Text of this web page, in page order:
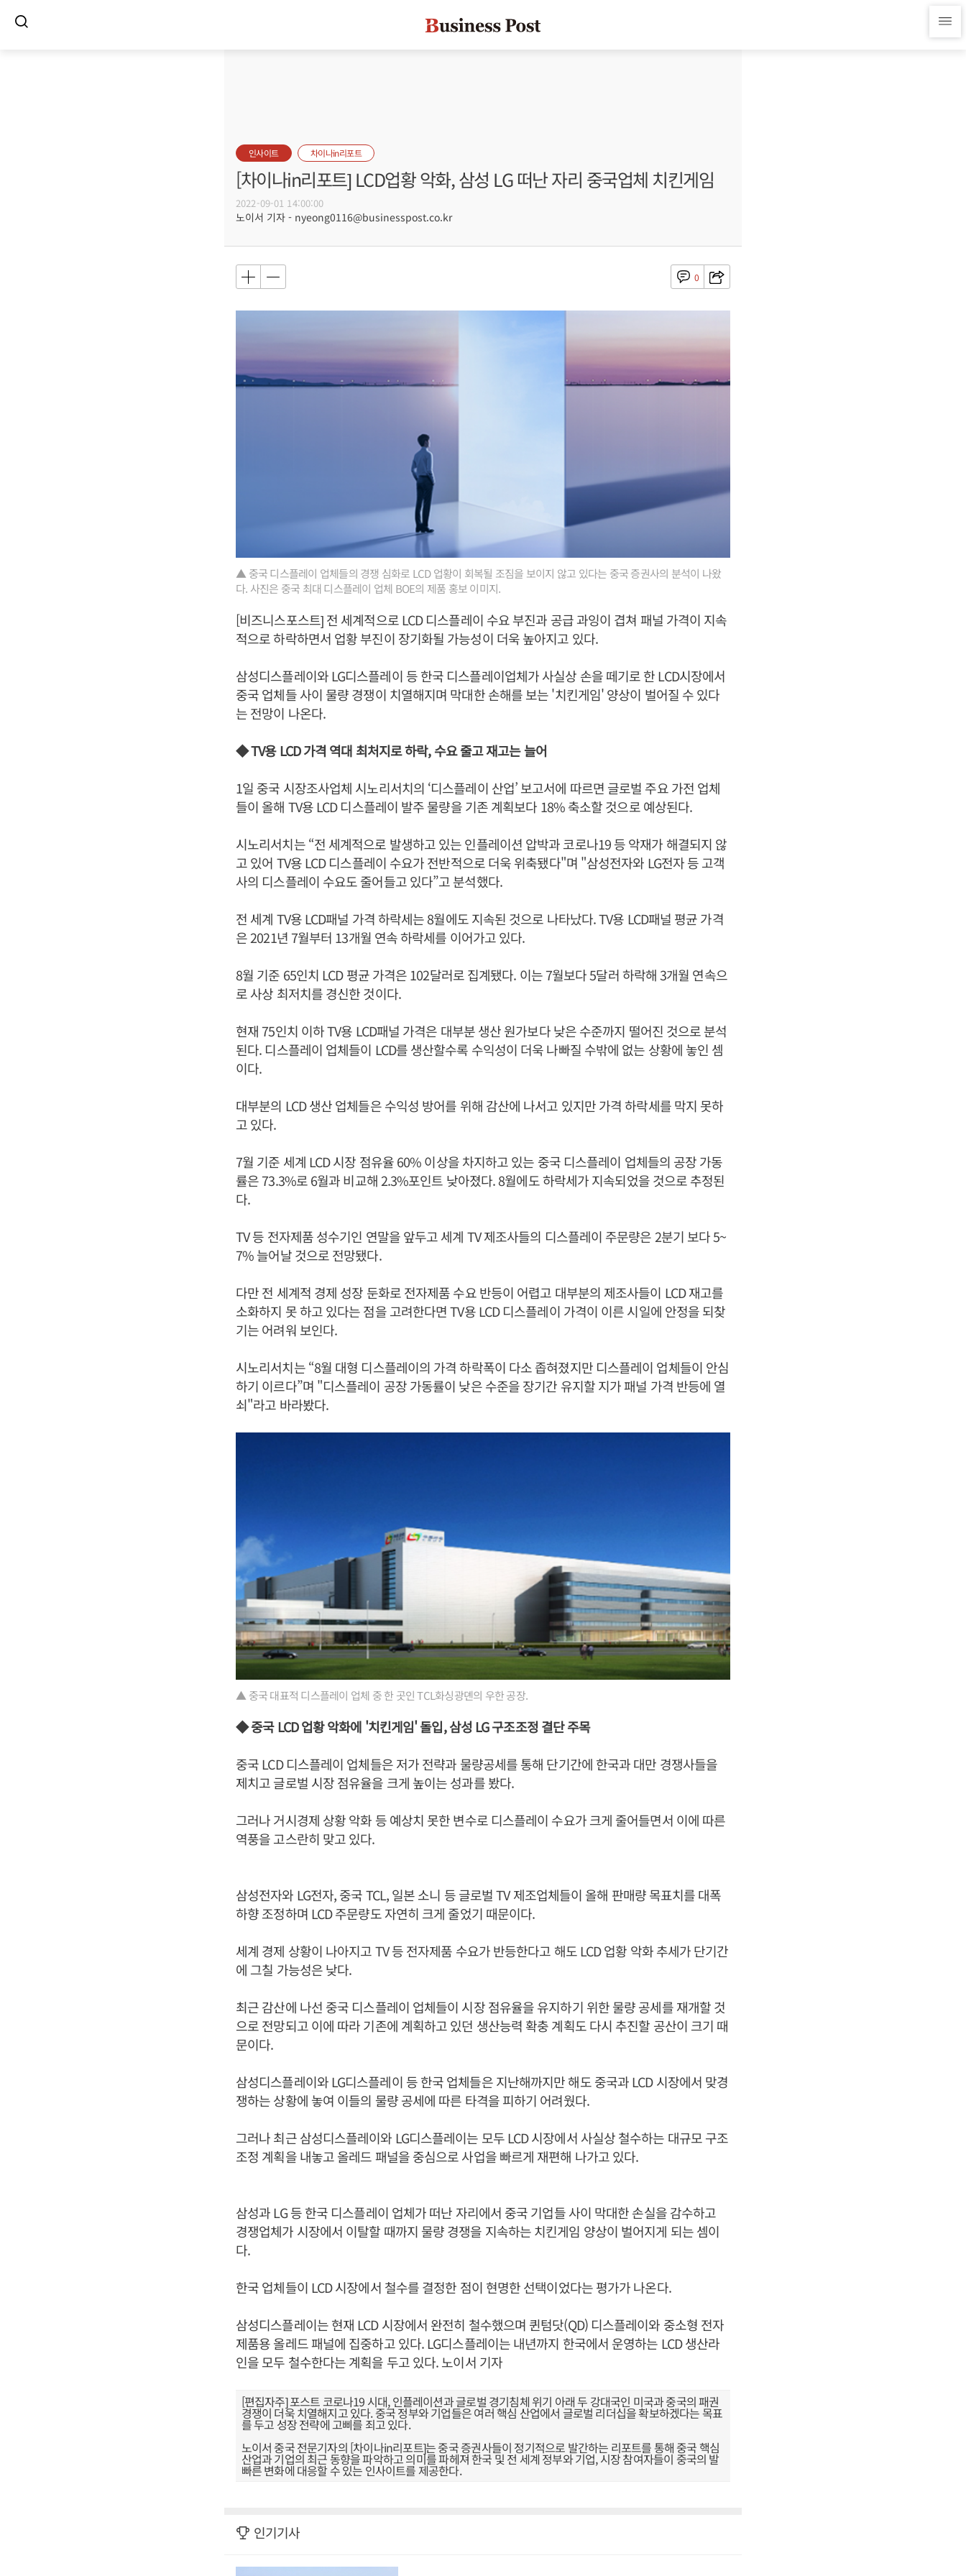
인사이트 차이나in리포트
[차이나in리포트] LCD업황 악화, 삼성 LG 떠난 자리 중국업체 치킨게임
2022-09-01 14:00:00
노이서 기자 - nyeong0116@businesspost.co.kr
0
▲ 중국 디스플레이 업체들의 경쟁 심화로 LCD 업황이 회복될 조짐을 보이지 않고 있다는 중국 증권사의 분석이 나왔
다. 사진은 중국 최대 디스플레이 업체 BOE의 제품 홍보 이미지.
[비즈니스포스트] 전 세계적으로 LCD 디스플레이 수요 부진과 공급 과잉이 겹쳐 패널 가격이 지속
적으로 하락하면서 업황 부진이 장기화될 가능성이 더욱 높아지고 있다.
삼성디스플레이와 LG디스플레이 등 한국 디스플레이업체가 사실상 손을 떼기로 한 LCD시장에서
중국 업체들 사이 물량 경쟁이 치열해지며 막대한 손해를 보는 '치킨게임' 양상이 벌어질 수 있다
는 전망이 나온다.
◆ TV용 LCD 가격 역대 최처지로 하락, 수요 줄고 재고는 늘어
1일 중국 시장조사업체 시노리서치의 ‘디스플레이 산업’ 보고서에 따르면 글로벌 주요 가전 업체
들이 올해 TV용 LCD 디스플레이 발주 물량을 기존 계획보다 18% 축소할 것으로 예상된다.
시노리서치는 “전 세계적으로 발생하고 있는 인플레이션 압박과 코로나19 등 악재가 해결되지 않
고 있어 TV용 LCD 디스플레이 수요가 전반적으로 더욱 위축됐다"며 "삼성전자와 LG전자 등 고객
사의 디스플레이 수요도 줄어들고 있다”고 분석했다.
전 세계 TV용 LCD패널 가격 하락세는 8월에도 지속된 것으로 나타났다. TV용 LCD패널 평균 가격
은 2021년 7월부터 13개월 연속 하락세를 이어가고 있다.
8월 기준 65인치 LCD 평균 가격은 102달러로 집계됐다. 이는 7월보다 5달러 하락해 3개월 연속으
로 사상 최저치를 경신한 것이다.
현재 75인치 이하 TV용 LCD패널 가격은 대부분 생산 원가보다 낮은 수준까지 떨어진 것으로 분석
된다. 디스플레이 업체들이 LCD를 생산할수록 수익성이 더욱 나빠질 수밖에 없는 상황에 놓인 셈
이다.
대부분의 LCD 생산 업체들은 수익성 방어를 위해 감산에 나서고 있지만 가격 하락세를 막지 못하
고 있다.
7월 기준 세계 LCD 시장 점유율 60% 이상을 차지하고 있는 중국 디스플레이 업체들의 공장 가동
률은 73.3%로 6월과 비교해 2.3%포인트 낮아졌다. 8월에도 하락세가 지속되었을 것으로 추정된
다.
TV 등 전자제품 성수기인 연말을 앞두고 세계 TV 제조사들의 디스플레이 주문량은 2분기 보다 5~
7% 늘어날 것으로 전망됐다.
다만 전 세계적 경제 성장 둔화로 전자제품 수요 반등이 어렵고 대부분의 제조사들이 LCD 재고를
소화하지 못 하고 있다는 점을 고려한다면 TV용 LCD 디스플레이 가격이 이른 시일에 안정을 되찾
기는 어려워 보인다.
시노리서치는 “8월 대형 디스플레이의 가격 하락폭이 다소 좁혀졌지만 디스플레이 업체들이 안심
하기 이르다”며 "디스플레이 공장 가동률이 낮은 수준을 장기간 유지할 지가 패널 가격 반등에 열
쇠"라고 바라봤다.
▲ 중국 대표적 디스플레이 업체 중 한 곳인 TCL화싱광뎬의 우한 공장.
◆ 중국 LCD 업황 악화에 '치킨게임' 돌입, 삼성 LG 구조조정 결단 주목
중국 LCD 디스플레이 업체들은 저가 전략과 물량공세를 통해 단기간에 한국과 대만 경쟁사들을
제치고 글로벌 시장 점유율을 크게 높이는 성과를 봤다.
그러나 거시경제 상황 악화 등 예상치 못한 변수로 디스플레이 수요가 크게 줄어들면서 이에 따른
역풍을 고스란히 맞고 있다.
삼성전자와 LG전자, 중국 TCL, 일본 소니 등 글로벌 TV 제조업체들이 올해 판매량 목표치를 대폭
하향 조정하며 LCD 주문량도 자연히 크게 줄었기 때문이다.
세계 경제 상황이 나아지고 TV 등 전자제품 수요가 반등한다고 해도 LCD 업황 악화 추세가 단기간
에 그칠 가능성은 낮다.
최근 감산에 나선 중국 디스플레이 업체들이 시장 점유율을 유지하기 위한 물량 공세를 재개할 것
으로 전망되고 이에 따라 기존에 계획하고 있던 생산능력 확충 계획도 다시 추진할 공산이 크기 때
문이다.
삼성디스플레이와 LG디스플레이 등 한국 업체들은 지난해까지만 해도 중국과 LCD 시장에서 맞경
쟁하는 상황에 놓여 이들의 물량 공세에 따른 타격을 피하기 어려웠다.
그러나 최근 삼성디스플레이와 LG디스플레이는 모두 LCD 시장에서 사실상 철수하는 대규모 구조
조정 계획을 내놓고 올레드 패널을 중심으로 사업을 빠르게 재편해 나가고 있다.
삼성과 LG 등 한국 디스플레이 업체가 떠난 자리에서 중국 기업들 사이 막대한 손실을 감수하고
경쟁업체가 시장에서 이탈할 때까지 물량 경쟁을 지속하는 치킨게임 양상이 벌어지게 되는 셈이
다.
한국 업체들이 LCD 시장에서 철수를 결정한 점이 현명한 선택이었다는 평가가 나온다.
삼성디스플레이는 현재 LCD 시장에서 완전히 철수했으며 퀸텀닷(QD) 디스플레이와 중소형 전자
제품용 올레드 패널에 집중하고 있다. LG디스플레이는 내년까지 한국에서 운영하는 LCD 생산라
인을 모두 철수한다는 계획을 두고 있다. 노이서 기자
[편집자주] 포스트 코로나19 시대, 인플레이션과 글로벌 경기침체 위기 아래 두 강대국인 미국과 중국의 패권
경쟁이 더욱 치열해지고 있다. 중국 정부와 기업들은 여러 핵심 산업에서 글로벌 리더십을 확보하겠다는 목표
를 두고 성장 전략에 고삐를 죄고 있다.
노이서 중국 전문기자의 [차이나in리포트]는 중국 증권사들이 정기적으로 발간하는 리포트를 통해 중국 핵심
산업과 기업의 최근 동향을 파악하고 의미를 파헤져 한국 및 전 세계 정부와 기업, 시장 참여자들이 중국의 발
빠른 변화에 대응할 수 있는 인사이트를 제공한다.
인기기사